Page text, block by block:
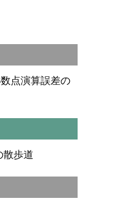
点演算誤差の
歩道